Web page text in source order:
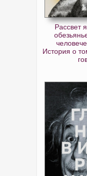
Рассвет
История о